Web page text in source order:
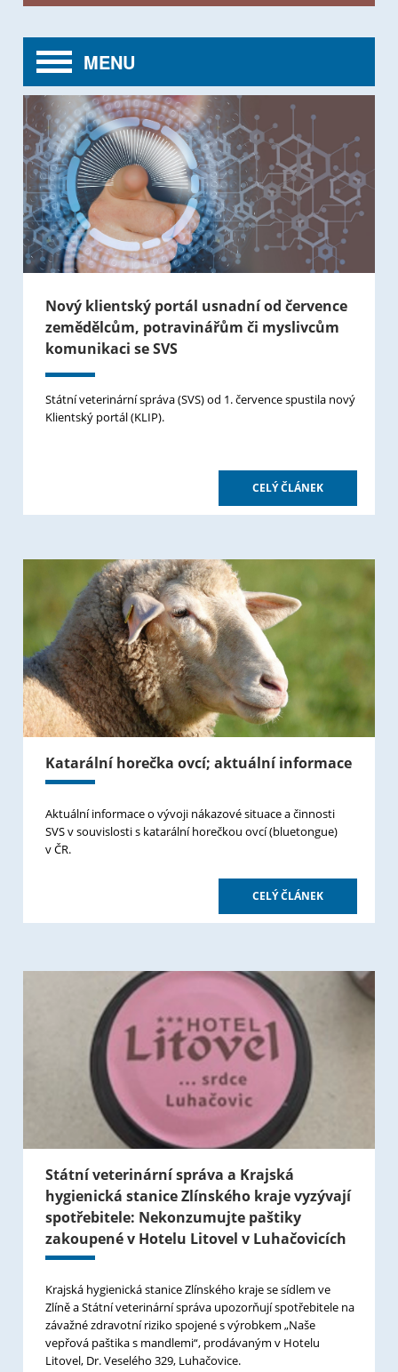
MENU
Nový klientský portál usnadní od července
zemědělcům, potravinářům či myslivcům
komunikaci se SVS
Státní veterinární správa (SVS) od 1. července spustila nový
Klientský portál (KLIP).
CELÝ ČLÁNEK
Katarální horečka ovcí; aktuální informace
Aktuální informace o vývoji nákazové situace a činnosti
SVS v souvislosti s katarální horečkou ovcí (bluetongue)
v ČR.
CELÝ ČLÁNEK
Státní veterinární správa a Krajská
hygienická stanice Zlínského kraje vyzývají
spotřebitele: Nekonzumujte paštiky
zakoupené v Hotelu Litovel v Luhačovicích
Krajská hygienická stanice Zlínského kraje se sídlem ve
Zlíně a Státní veterinární správa upozorňují spotřebitele na
závažné zdravotní riziko spojené s výrobkem „Naše
vepřová paštika s mandlemi“, prodávaným v Hotelu
Litovel, Dr. Veselého 329, Luhačovice.